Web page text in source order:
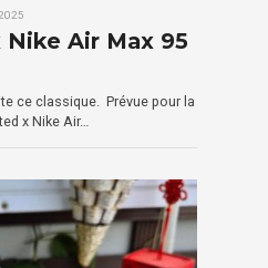
Air Max 95
ce classique. Prévue pour la
x Nike Air…